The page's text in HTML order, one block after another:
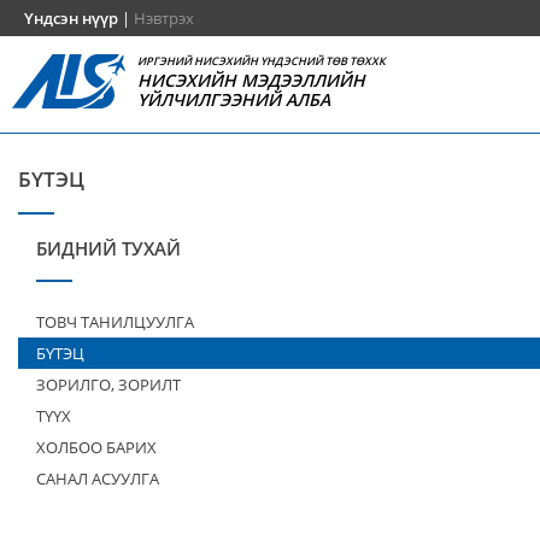
Үндсэн нүүр | Нэвтрэх
ИРГЭНИЙ НИСЭХИЙН ҮНДЭСНИЙ ТӨВ ТӨХХК
НИСЭХИЙН МЭДЭЭЛЛИЙН
ҮЙЛЧИЛГЭЭНИЙ АЛБА
БҮТЭЦ
БИДНИЙ ТУХАЙ
ТОВЧ ТАНИЛЦУУЛГА
БҮТЭЦ
ЗОРИЛГО, ЗОРИЛТ
ТҮҮХ
ХОЛБОО БАРИХ
САНАЛ АСУУЛГА